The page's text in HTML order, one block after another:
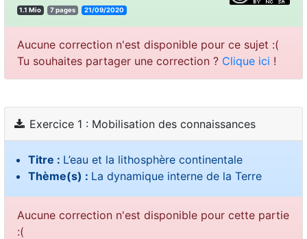
1.1 Mio 7 pages 21/09/2020
Aucune correction n'est disponible pour ce sujet :(
Tu souhaites partager une correction ? Clique ici !
Exercice 1 : Mobilisation des connaissances
Titre : L’eau et la lithosphère continentale
Thème(s) : La dynamique interne de la Terre
Aucune correction n'est disponible pour cette partie
:(